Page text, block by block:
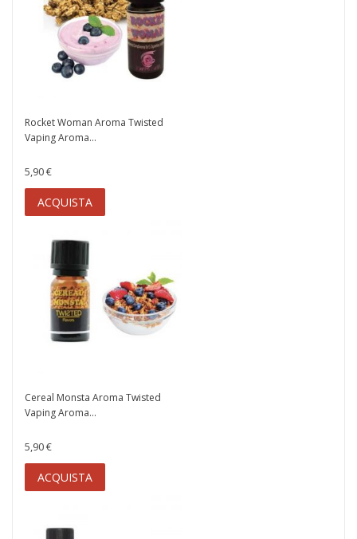
Rocket Woman Aroma Twisted
Vaping Aroma...
5,90 €
ACQUISTA
Cereal Monsta Aroma Twisted
Vaping Aroma...
5,90 €
ACQUISTA